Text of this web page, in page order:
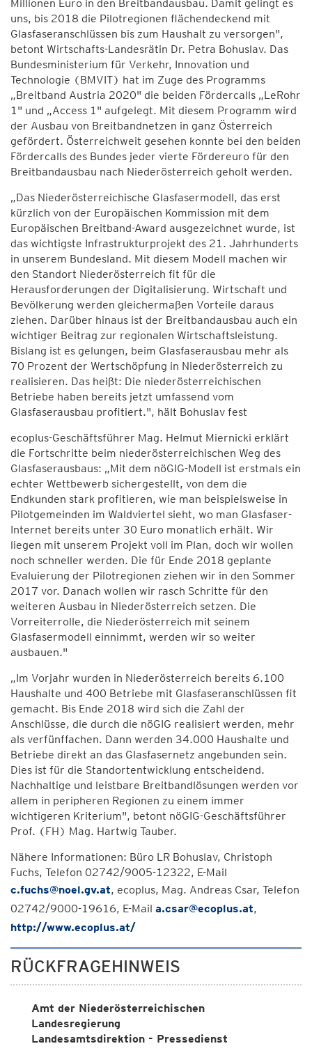
Millionen Euro in den Breitbandausbau. Damit gelingt es
uns, bis 2018 die Pilotregionen flächendeckend mit
Glasfaseranschlüssen bis zum Haushalt zu versorgen",
betont Wirtschafts-Landesrätin Dr. Petra Bohuslav. Das
Bundesministerium für Verkehr, Innovation und
Technologie (BMVIT) hat im Zuge des Programms
„Breitband Austria 2020" die beiden Fördercalls „LeRohr
1" und „Access 1" aufgelegt. Mit diesem Programm wird
der Ausbau von Breitbandnetzen in ganz Österreich
gefördert. Österreichweit gesehen konnte bei den beiden
Fördercalls des Bundes jeder vierte Fördereuro für den
Breitbandausbau nach Niederösterreich geholt werden.
„Das Niederösterreichische Glasfasermodell, das erst
kürzlich von der Europäischen Kommission mit dem
Europäischen Breitband-Award ausgezeichnet wurde, ist
das wichtigste Infrastrukturprojekt des 21. Jahrhunderts
in unserem Bundesland. Mit diesem Modell machen wir
den Standort Niederösterreich fit für die
Herausforderungen der Digitalisierung. Wirtschaft und
Bevölkerung werden gleichermaßen Vorteile daraus
ziehen. Darüber hinaus ist der Breitbandausbau auch ein
wichtiger Beitrag zur regionalen Wirtschaftsleistung.
Bislang ist es gelungen, beim Glasfaserausbau mehr als
70 Prozent der Wertschöpfung in Niederösterreich zu
realisieren. Das heißt: Die niederösterreichischen
Betriebe haben bereits jetzt umfassend vom
Glasfaserausbau profitiert.", hält Bohuslav fest
ecoplus-Geschäftsführer Mag. Helmut Miernicki erklärt
die Fortschritte beim niederösterreichischen Weg des
Glasfaserausbaus: „Mit dem nöGIG-Modell ist erstmals ein
echter Wettbewerb sichergestellt, von dem die
Endkunden stark profitieren, wie man beispielsweise in
Pilotgemeinden im Waldviertel sieht, wo man Glasfaser-
Internet bereits unter 30 Euro monatlich erhält. Wir
liegen mit unserem Projekt voll im Plan, doch wir wollen
noch schneller werden. Die für Ende 2018 geplante
Evaluierung der Pilotregionen ziehen wir in den Sommer
2017 vor. Danach wollen wir rasch Schritte für den
weiteren Ausbau in Niederösterreich setzen. Die
Vorreiterrolle, die Niederösterreich mit seinem
Glasfasermodell einnimmt, werden wir so weiter
ausbauen."
„Im Vorjahr wurden in Niederösterreich bereits 6.100
Haushalte und 400 Betriebe mit Glasfaseranschlüssen fit
gemacht. Bis Ende 2018 wird sich die Zahl der
Anschlüsse, die durch die nöGIG realisiert werden, mehr
als verfünffachen. Dann werden 34.000 Haushalte und
Betriebe direkt an das Glasfasernetz angebunden sein.
Dies ist für die Standortentwicklung entscheidend.
Nachhaltige und leistbare Breitbandlösungen werden vor
allem in peripheren Regionen zu einem immer
wichtigeren Kriterium", betont nöGIG-Geschäftsführer
Prof. (FH) Mag. Hartwig Tauber.
Nähere Informationen: Büro LR Bohuslav, Christoph
Fuchs, Telefon 02742/9005-12322, E-Mail
c.fuchs@noel.gv.at, ecoplus, Mag. Andreas Csar, Telefon
02742/9000-19616, E-Mail a.csar@ecoplus.at,
http://www.ecoplus.at/
RÜCKFRAGEHINWEIS
Amt der Niederösterreichischen
Landesregierung
Landesamtsdirektion - Pressedienst